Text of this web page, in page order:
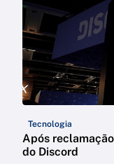
Tecnologia
Após
do Discord